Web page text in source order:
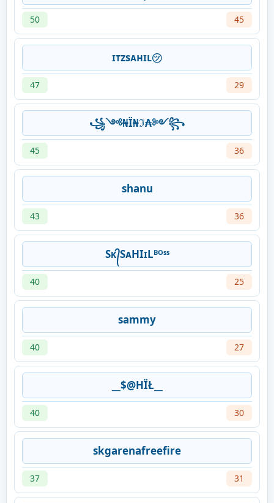
50 45
ㅤɪᴛᴢsᴀʜɪʟ㋡
47 29
꧁༺₦Ї₦ℑ₳༻꧂
45 36
shanu
43 36
Sᴋ᭄SᴀHIɪLᴮᴼˢˢ
40 25
sammy
40 27
__$@HÏŁ__
40 30
skgarenafreefire
37 31